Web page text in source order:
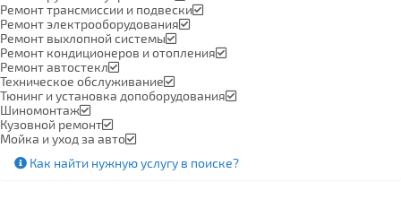
Ремонт трансмиссии и подвески
Ремонт электрооборудования
Ремонт выхлопной системы
Ремонт кондиционеров и отопления
Ремонт автостекл
Техническое обслуживание
Тюнинг и установка допоборудования
Шиномонтаж
Кузовной ремонт
Мойка и уход за авто
Как найти нужную услугу в поиске?